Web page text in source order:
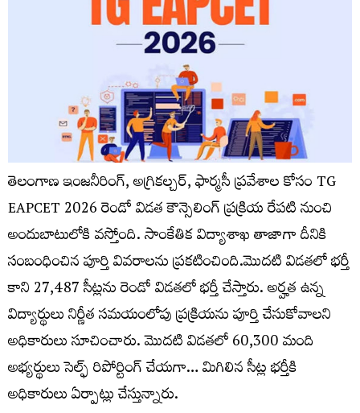
తెలంగాణ ఇంజనీరింగ్, అగ్రికల్చర్, ఫార్మసీ ప్రవేశాల కోసం TG
EAPCET 2026 రెండో విడత కౌన్సెలింగ్ ప్రక్రియ రేపటి నుంచి
అందుబాటులోకి వస్తోంది. సాంకేతిక విద్యాశాఖ తాజాగా దీనికి
సంబంధించిన పూర్తి వివరాలను ప్రకటించింది.మొదటి విడతలో భర్తీ
కాని 27,487 సీట్లను రెండో విడతలో భర్తీ చేస్తారు. అర్హత ఉన్న
విద్యార్థులు నిర్ణీత సమయంలోపు ప్రక్రియను పూర్తి చేసుకోవాలని
అధికారులు సూచించారు. మొదటి విడతలో 60,300 మంది
అభ్యర్థులు సెల్ఫ్ రిపోర్టింగ్ చేయగా… మిగిలిన సీట్ల భర్తీకి
అధికారులు ఏర్పాట్లు చేస్తున్నారు.